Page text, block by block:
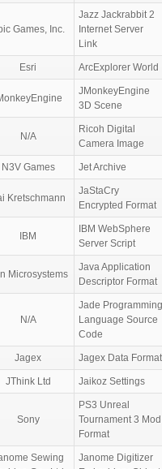
Games, Inc.
Jazz Jackrabbit 2
Internet Server
Link
Esri ArcExplorer World
JMonkeyEngine
3D Scene
N/A
Ricoh Digital
Camera Image
N3V Games Jet Archive
Kretschmann
JaStaCry
Encrypted Format
IBM
IBM WebSphere
Server Script
Microsystems
Java Application
Descriptor Format
N/A
Jade Programming
Language Source
Code
Jagex Jagex Data Format
JThink Ltd Jaikoz Settings
Sony
PS3 Unreal
Tournament 3 Mod
Format
Sewing
Janome Digitizer